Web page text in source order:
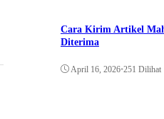
Cara Kirim Artikel
Diterima
April 16, 2026•251 Dilihat